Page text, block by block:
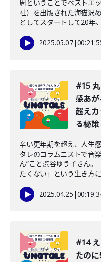
周ということでベストエ
社）を出版された海猫沢
としてスタートして20年
2025.05.07|
#15
感あ
超え
る秘
辛い更年期を超え、人生
タレのコラムニストで音
ん”こと渋谷ゆう子さん
たくない」という生き方
2025.04.25 |
#14
たの